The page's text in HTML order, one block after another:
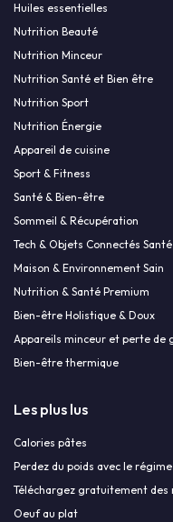
Huiles essentielles
Nutrition Beauté
Nutrition Minceur
Nutrition Santé et Bien être
Nutrition Sport
Nutrition Énergie
Appareil de cuisine
Sport & Fitness
Santé & Bien-être
Sommeil & Récupération
Tech & Objets Connectés Santé
Maison & Environnement Sain
Nutrition & Santé Premium
Bien-être Holistique & Doux
Appareils minceur et perte de
Bien-être thermique
Les plus lus
Calories pâtes
Perdez du poids avec le
Téléchargez gratuitement
Oeuf au plat